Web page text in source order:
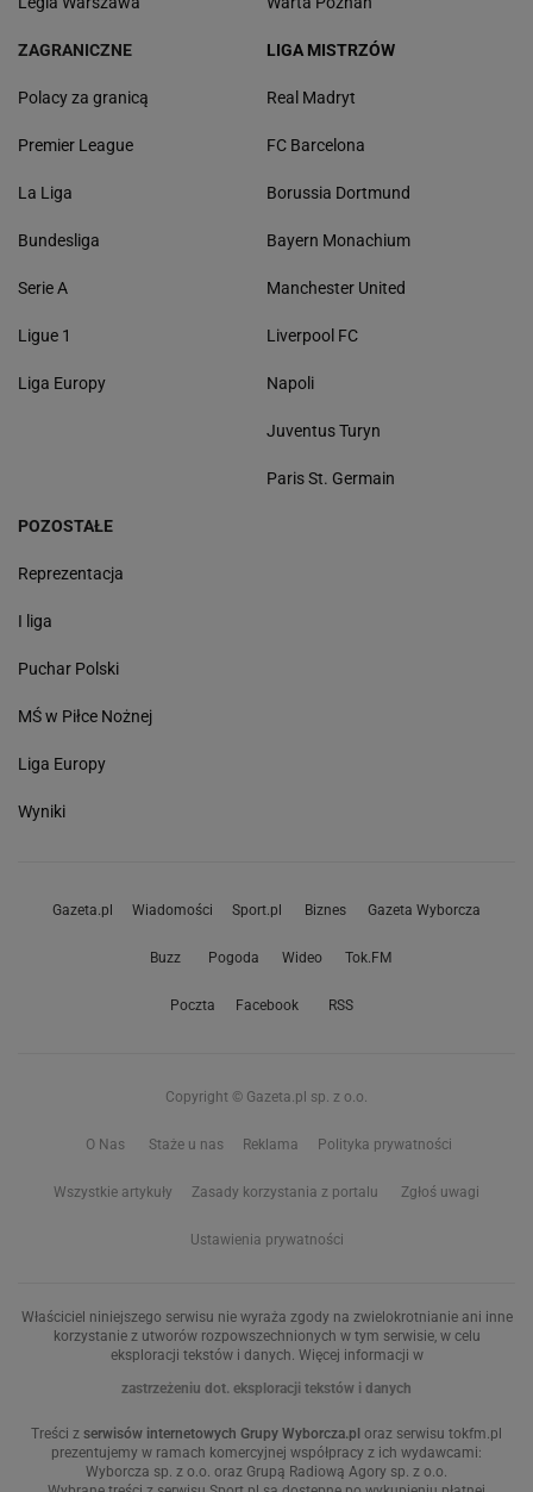
ZAGRANICZNE
Polacy za granicą
Premier League
La Liga
Bundesliga
Serie A
Ligue 1
Liga Europy
LIGA MISTRZÓW
Real Madryt
FC Barcelona
Borussia Dortmund
Bayern Monachium
Manchester United
Liverpool FC
Napoli
Juventus Turyn
Paris St. Germain
POZOSTAŁE
Reprezentacja
I liga
Puchar Polski
MŚ w Piłce Nożnej
Liga Europy
Wyniki
Gazeta.pl Wiadomości Sport.pl Biznes Gazeta Wyborcza
Buzz Pogoda Wideo Tok.FM
Poczta Facebook RSS
Copyright © Gazeta.pl sp. z o.o.
O Nas Staże u nas Reklama Polityka prywatności
Wszystkie artykuły Zasady korzystania z portalu Zgłoś uwagi
Ustawienia prywatności
Właściciel niniejszego serwisu nie wyraża zgody na zwielokrotnianie ani inne
korzystanie z utworów rozpowszechnionych w tym serwisie, w celu
eksploracji tekstów i danych. Więcej informacji w
zastrzeżeniu dot. eksploracji tekstów i danych
Treści z serwisów internetowych Grupy Wyborcza.pl oraz serwisu tokfm.pl
prezentujemy w ramach komercyjnej współpracy z ich wydawcami:
Wyborcza sp. z o.o. oraz Grupą Radiową Agory sp. z o.o.